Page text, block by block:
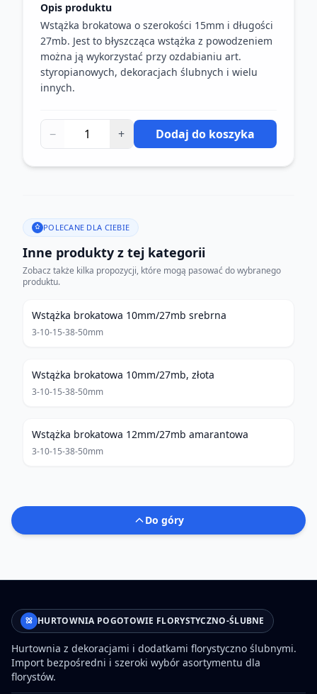
Opis produktu
Wstążka brokatowa o szerokości 15mm i długości
27mb. Jest to błyszcząca wstążka z powodzeniem
można ją wykorzystać przy ozdabianiu art.
styropianowych, dekoracjach ślubnych i wielu
innych.
− + Dodaj do koszyka
POLECANE DLA CIEBIE
Inne produkty z tej kategorii
Zobacz także kilka propozycji, które mogą pasować do wybranego
produktu.
Wstążka brokatowa 10mm/27mb srebrna
3-10-15-38-50mm
Wstążka brokatowa 10mm/27mb, złota
3-10-15-38-50mm
Wstążka brokatowa 12mm/27mb amarantowa
3-10-15-38-50mm
Do góry
HURTOWNIA POGOTOWIE FLORYSTYCZNO-ŚLUBNE
Hurtownia z dekoracjami i dodatkami florystyczno ślubnymi.
Import bezpośredni i szeroki wybór asortymentu dla
florystów.